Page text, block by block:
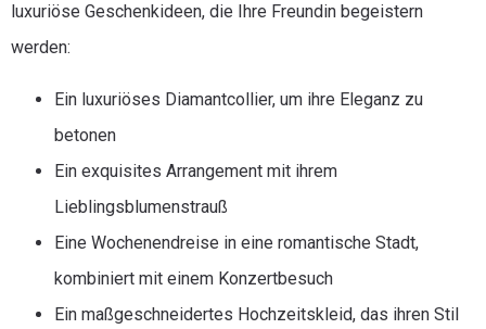
luxuriöse Geschenkideen, die Ihre Freundin begeistern
werden:
Ein luxuriöses Diamantcollier, um ihre Eleganz zu
betonen
Ein exquisites Arrangement mit ihrem
Lieblingsblumenstrauß
Eine Wochenendreise in eine romantische Stadt,
kombiniert mit einem Konzertbesuch
Ein maßgeschneidertes Hochzeitskleid, das ihren Stil